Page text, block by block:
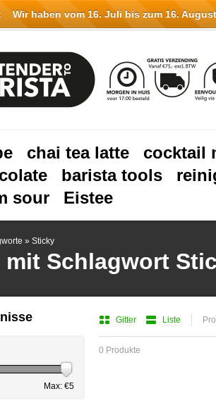
chai tea latte
cocktail
barista tools
sour
Eistee
» Sticky
Schlagwort
Gitter Liste
0 Produkte
Max: €5
Wir haben vom 16. Juli bis zum 16.